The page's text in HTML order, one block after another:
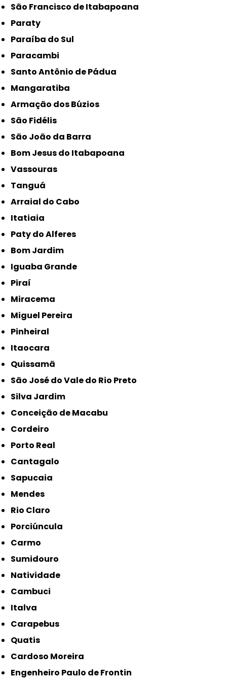
São Francisco de Itabapoana
Paraty
Paraíba do Sul
Paracambi
Santo Antônio de Pádua
Mangaratiba
Armação dos Búzios
São Fidélis
São João da Barra
Bom Jesus do Itabapoana
Vassouras
Tanguá
Arraial do Cabo
Itatiaia
Paty do Alferes
Bom Jardim
Iguaba Grande
Piraí
Miracema
Miguel Pereira
Pinheiral
Itaocara
Quissamã
São José do Vale do Rio Preto
Silva Jardim
Conceição de Macabu
Cordeiro
Porto Real
Cantagalo
Sapucaia
Mendes
Rio Claro
Porciúncula
Carmo
Sumidouro
Natividade
Cambuci
Italva
Carapebus
Quatis
Cardoso Moreira
Engenheiro Paulo de Frontin